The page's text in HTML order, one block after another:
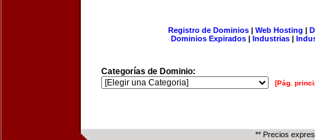
Registro de Dominios| Web Hosting |
Dominios Expirados | Industrias |
Categorías de Dominio:
[Pág.
** Precios